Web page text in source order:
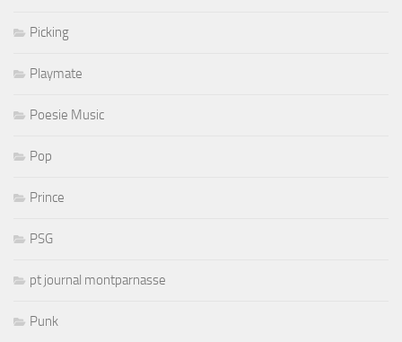
Picking
Playmate
Poesie Music
Pop
Prince
PSG
pt journal montparnasse
Punk